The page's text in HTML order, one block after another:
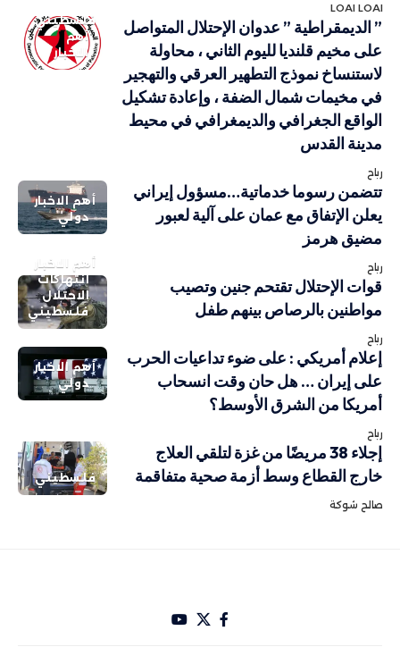
LOAI LOAI
فلسطيني
أهم
الاخبار
” الديمقراطية ” عدوان الإحتلال المتواصل
على مخيم قلنديا لليوم الثاني ، محاولة
لاستنساخ نموذج التطهير العرقي والتهجير
في مخيمات شمال الضفة ، وإعادة تشكيل
الواقع الجغرافي والديمغرافي في محيط
مدينة القدس
رباح
أهم الاخبار
دولي
تتضمن رسوما خدماتية…مسؤول إيراني
يعلن الإتفاق مع عمان على آلية لعبور
مضيق هرمز
رباح
أهم الاخبار
انتهاكات
الاحتلال
فلسطيني
قوات الإحتلال تقتحم جنين وتصيب
مواطنين بالرصاص بينهم طفل
رباح
أهم الاخبار
دولي
إعلام أمريكي : على ضوء تداعيات الحرب
على إيران … هل حان وقت انسحاب
أمريكا من الشرق الأوسط؟
رباح
فلسطيني
إجلاء 38 مريضًا من غزة لتلقي العلاج
خارج القطاع وسط أزمة صحية متفاقمة
صالح شوكة